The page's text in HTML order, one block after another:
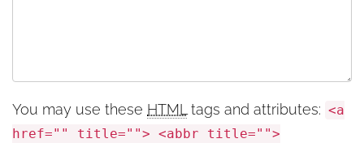
You may use these HTML tags and attributes: <a
href="" title=""> <abbr title="">